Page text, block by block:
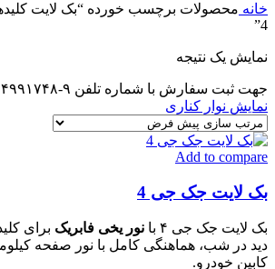
خانه محصولات برچسب خورده “بک لایت
4”
نمایش یک نتیجه
جهت ثبت سفارش با شماره تلفن ۹-۴۴۹۹۱۷۴۸-۰۲۱ تماس بگیرید.
نمایش نوار کناری
Add to compare
بک لایت جک جی 4
بک لایت جک جی ۴ با نور یخی فابریک برای
دید در شب، هماهنگی کامل با نور صفحه
کابین خودرو.